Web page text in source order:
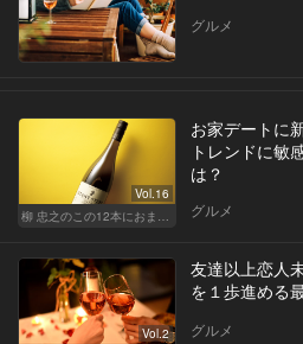
グルメ
Vol.16
柳 忠之のこの12本におまかせ
お家デートに
トレンドに敏
は？
グルメ
Vol.2
友達以上恋人
を１歩進める
グルメ